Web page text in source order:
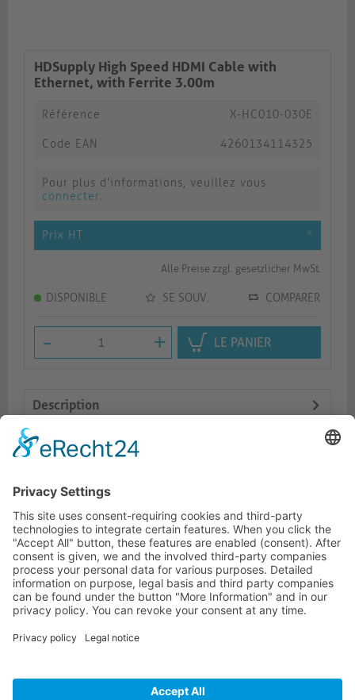
HDSupply High Speed HDMI Cable with
Ethernet, with Ferrite 3.00m
Référence X-HC010-030E
Code EAN 4260134114325
Pour plus d'informations, veuillez vous
connecter.
Prix HT *
Alle Preise zzgl. gesetzlicher MwSt.
DISPONIBLE SE SOUV. COMPARER
- + LE PANIER
Description
Logistics
Prod. similaires
HOTLINE ASSISTANCE
ONEAV.EU